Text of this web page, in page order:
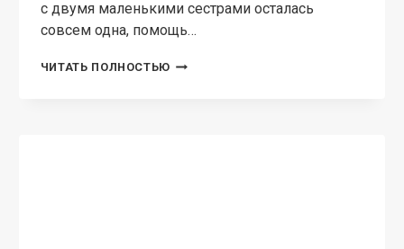
с двумя маленькими сестрами осталась
совсем одна, помощь…
ЧИТАТЬ ПОЛНОСТЬЮ ФИКТИВНАЯ